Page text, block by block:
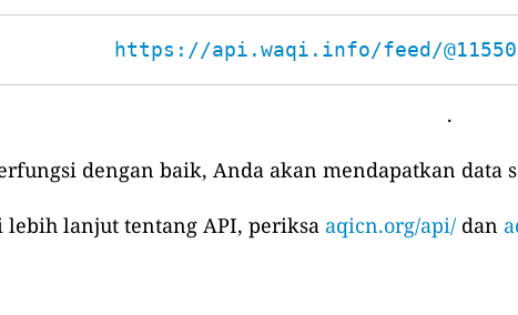
https://api.waqi.info/feed/@11550/
.
dengan baik, Anda akan mendapatkan data
lanjut tentang API, periksa aqicn.org/api/ dan